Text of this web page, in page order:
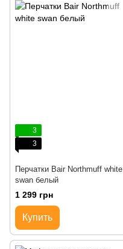
3
3
Перчатки Bair Northmuff white
swan белый
1 299 грн
Купить